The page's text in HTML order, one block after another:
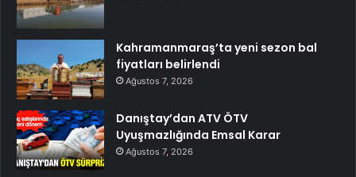
Kahramanmaraş’ta yeni sezon bal
fiyatları belirlendi
Ağustos 7, 2026
Danıştay’dan ATV ÖTV
Uyuşmazlığında Emsal Karar
Ağustos 7, 2026